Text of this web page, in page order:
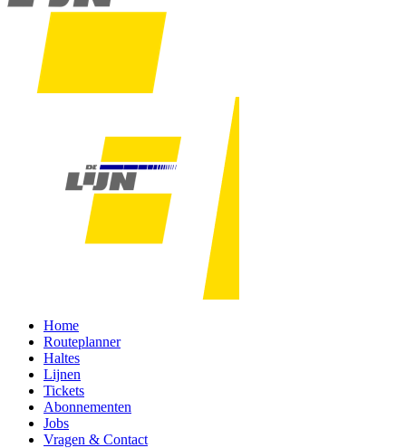
Home
Routeplanner
Haltes
Lijnen
Tickets
Abonnementen
Jobs
Vragen & Contact